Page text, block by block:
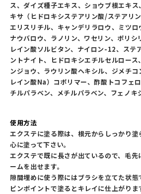
ス、ダイズ種子エキス、ショウブ根エキ
キサ（ヒドロキシステアリン酸/ステアリ
エリスリチル、キャンデリラロウ、ミツ
ナウバロウ、ラノリン、ワセリン、ポリ
レイン酸ソルビタン、ナイロン-12、ステ
ントナイト、ヒドロキシエチルセルロー
ンジョウ、ラウリン酸ヘキシル、ジメチ
レイン酸Na）コポリマー、酢酸トコフェ
チルパラベン、メチルパラベン、フェノキ
使用方法
エクステに塗る際は、根元からしっかり
心に塗って下さい。
エクステで既に長さが出ているので、毛先
ームを出せます。
隙間埋めに使う際にはブラシを立てた状
ピンポイントで塗るとキレイに仕上がりま